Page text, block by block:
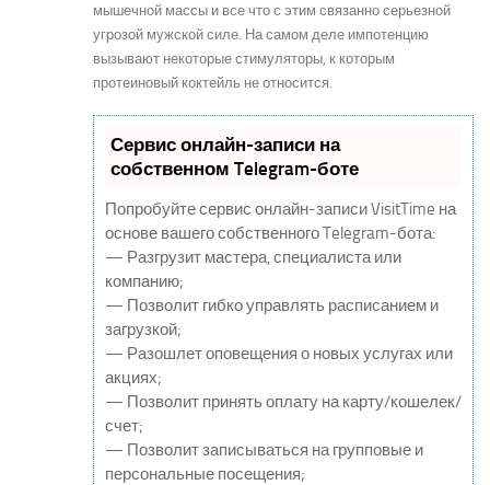
мышечной массы и все что с этим связанно серьезной
угрозой мужской силе. На самом деле импотенцию
вызывают некоторые стимуляторы, к которым
протеиновый коктейль не относится.
Сервис онлайн-записи на
собственном Telegram-боте
Попробуйте сервис онлайн-записи VisitTime на
основе вашего собственного Telegram-бота:
— Разгрузит мастера, специалиста или
компанию;
— Позволит гибко управлять расписанием и
загрузкой;
— Разошлет оповещения о новых услугах или
акциях;
— Позволит принять оплату на карту/кошелек/
счет;
— Позволит записываться на групповые и
персональные посещения;